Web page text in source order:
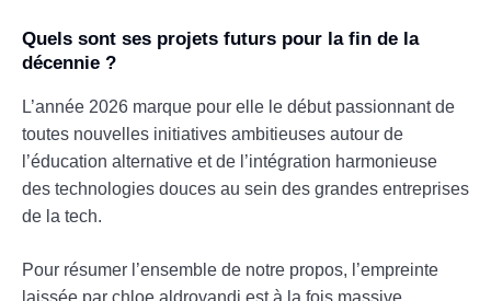
Quels sont ses projets futurs pour la fin de la
décennie ?
L’année 2026 marque pour elle le début passionnant de
toutes nouvelles initiatives ambitieuses autour de
l’éducation alternative et de l’intégration harmonieuse
des technologies douces au sein des grandes entreprises
de la tech.
Pour résumer l’ensemble de notre propos, l’empreinte
laissée par chloe aldrovandi est à la fois massive,